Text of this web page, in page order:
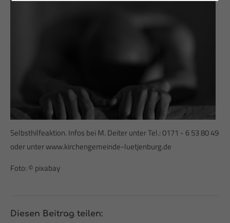
We offer support for our customers
Mon - Fri 8:00am - 5:00pm (GMT +1)
Cybersteel Inc.
376-293 City Road, Suite 600
San Francisco, CA 94102
+44 1234 567 890
Selbsthilfeaktion. Infos bei M. Deiter unter Tel.: 0171 - 6 53 80 49
oder unter www.kirchengemeinde-luetjenburg.de
Foto: © pixabay
Diesen Beitrag teilen: